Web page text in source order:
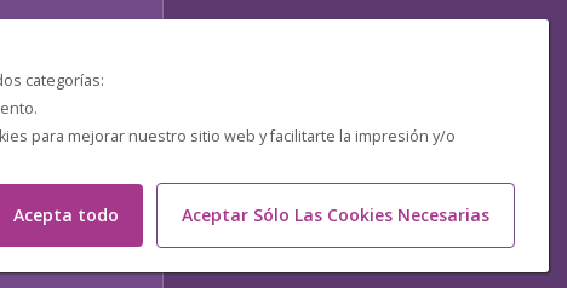
categorías:
para mejorar nuestro sitio web y facilitarte la impresión y/o
Acepta todo Aceptar Sólo Las Cookies Necesarias